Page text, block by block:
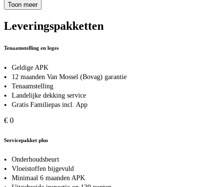
Toon meer
Leveringspakketten
Tenaamstelling en leges
Geldige APK
12 maanden Van Mossel (Bovag) garantie
Tenaamstelling
Landelijke dekking service
Gratis Familiepas incl. App
€ 0
Servicepakket plus
Onderhoudsbeurt
Vloeistoffen bijgevuld
Minimaal 6 maanden APK